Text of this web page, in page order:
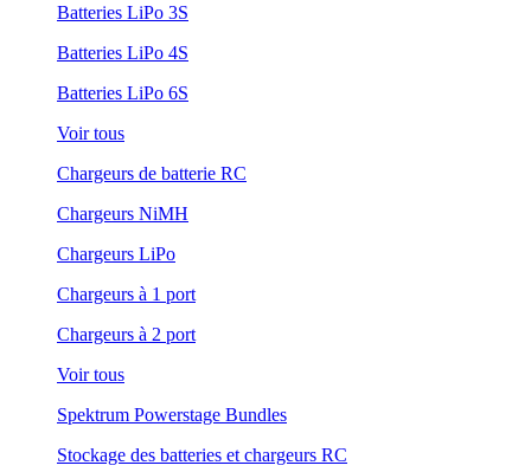
Batteries LiPo 3S
Batteries LiPo 4S
Batteries LiPo 6S
Voir tous
Chargeurs de batterie RC
Chargeurs NiMH
Chargeurs LiPo
Chargeurs à 1 port
Chargeurs à 2 port
Voir tous
Spektrum Powerstage Bundles
Stockage des batteries et chargeurs RC